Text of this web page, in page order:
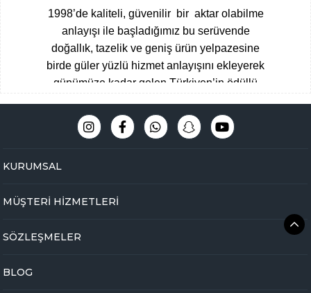
1998’de kaliteli, güvenilir bir aktar olabilme
anlayışı ile başladığımız bu serüvende
doğallık, tazelik ve geniş ürün yelpazesine
birde güler yüzlü hizmet anlayışını ekleyerek
günümüze kadar gelen Türkiyen’in ödüllü
Baharatçısı, şimdide Bakbunatural ailesi
olarak online mağazamız ile hizmet
odaklı,eğitimli ve tecrübeli uzman kadromuz
planda tutarak Çengelköy mağazamızda
bakbunatural.com güvencesi ile devam
KURUMSAL
MÜŞTERİ HİZMETLERİ
SÖZLEŞMELER
BLOG